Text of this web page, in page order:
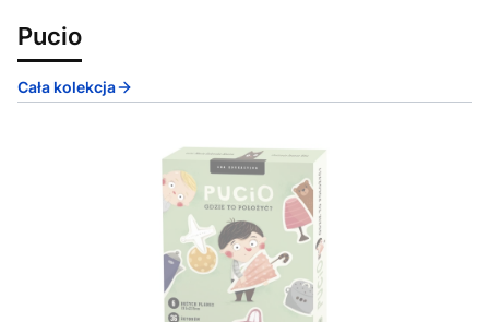
Pucio
Cała kolekcja